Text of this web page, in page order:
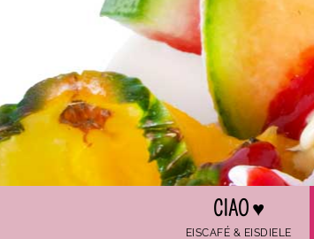
CIAO ♥
EISCAFÉ & EISDIELE